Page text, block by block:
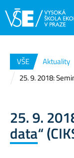
VŠE
Aktuality
25. 9. 2018:
25. 9.
data“